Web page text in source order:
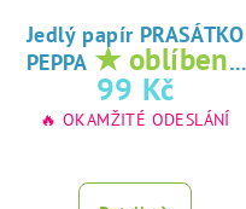
Jedlý papír PRASÁTKO
PEPPA ★ oblíbený
tisk na jedlý
papír
99 Kč
🔥 OKAMŽITÉ ODESLÁNÍ